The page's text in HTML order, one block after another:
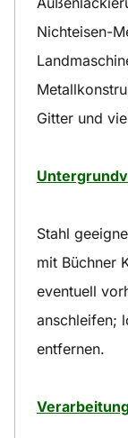
Nichteisen-
Gitter und
Stahl
mit Büchner
eventuell
anschleifen;
entfernen.